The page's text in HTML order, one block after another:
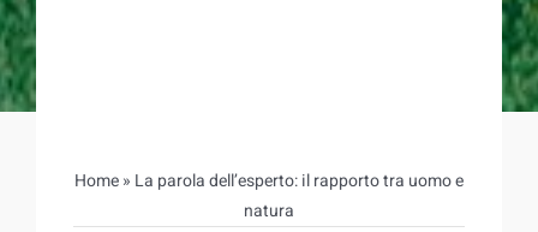
Home» La parola dell’esperto: il rapporto tra uomo e
natura